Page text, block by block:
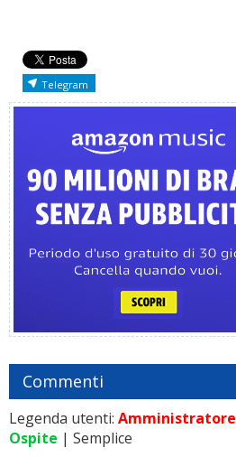
Telegram
Commenti
Legenda utenti: Amministratore
Ospite | Semplice